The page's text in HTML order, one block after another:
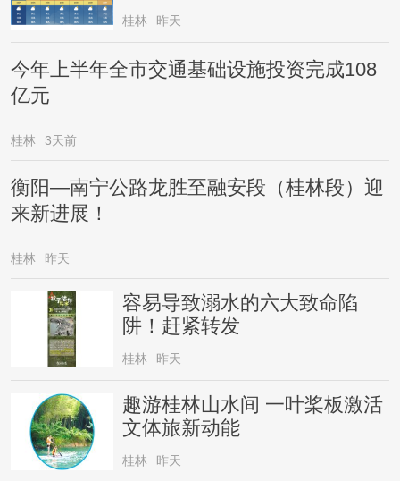
桂林 昨天
今年上半年全市交通基础设施投资完成108
亿元
桂林 3天前
衡阳—南宁公路龙胜至融安段（桂林段）迎
来新进展！
桂林 昨天
容易导致溺水的六大致命陷
阱！赶紧转发
桂林 昨天
趣游桂林山水间 一叶桨板激活
文体旅新动能
桂林 昨天